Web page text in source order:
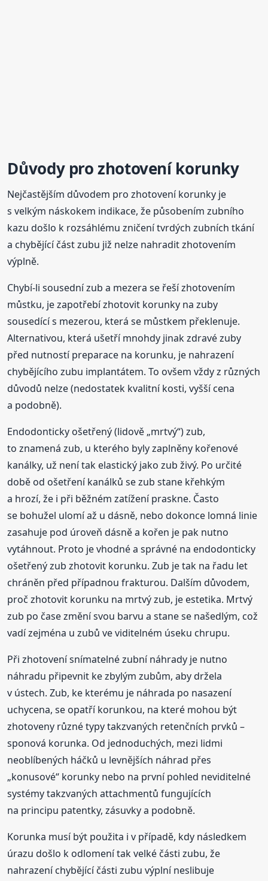
Důvody pro zhotovení korunky
Nejčastějším důvodem pro zhotovení korunky je
s velkým náskokem indikace, že působením zubního
kazu došlo k rozsáhlému zničení tvrdých zubních tkání
a chybějící část zubu již nelze nahradit zhotovením
výplně.
Chybí-li sousední zub a mezera se řeší zhotovením
můstku, je zapotřebí zhotovit korunky na zuby
sousedící s mezerou, která se můstkem překlenuje.
Alternativou, která ušetří mnohdy jinak zdravé zuby
před nutností preparace na korunku, je nahrazení
chybějícího zubu implantátem. To ovšem vždy z různých
důvodů nelze (nedostatek kvalitní kosti, vyšší cena
a podobně).
Endodonticky ošetřený (lidově „mrtvý“) zub,
to znamená zub, u kterého byly zaplněny kořenové
kanálky, už není tak elastický jako zub živý. Po určité
době od ošetření kanálků se zub stane křehkým
a hrozí, že i při běžném zatížení praskne. Často
se bohužel ulomí až u dásně, nebo dokonce lomná linie
zasahuje pod úroveň dásně a kořen je pak nutno
vytáhnout. Proto je vhodné a správné na endodonticky
ošetřený zub zhotovit korunku. Zub je tak na řadu let
chráněn před případnou frakturou. Dalším důvodem,
proč zhotovit korunku na mrtvý zub, je estetika. Mrtvý
zub po čase změní svou barvu a stane se našedlým, což
vadí zejména u zubů ve viditelném úseku chrupu.
Při zhotovení snímatelné zubní náhrady je nutno
náhradu připevnit ke zbylým zubům, aby držela
v ústech. Zub, ke kterému je náhrada po nasazení
uchycena, se opatří korunkou, na které mohou být
zhotoveny různé typy takzvaných retenčních prvků –
sponová korunka. Od jednoduchých, mezi lidmi
neoblíbených háčků u levnějších náhrad přes
„konusové“ korunky nebo na první pohled neviditelné
systémy takzvaných attachmentů fungujících
na principu patentky, zásuvky a podobně.
Korunka musí být použita i v případě, kdy následkem
úrazu došlo k odlomení tak velké části zubu, že
nahrazení chybějící části zubu výplní neslibuje